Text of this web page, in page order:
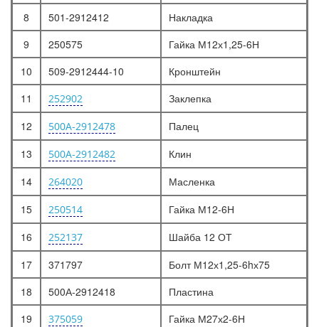
8
501-2912412
Накладка
9
250575
Гайка М12х1,25-6Н
10
509-2912444-10
Кронштейн
11
252902
Заклепка
12
500А-2912478
Палец
13
500А-2912482
Клин
14
264020
Масленка
15
250514
Гайка М12-6Н
16
252137
Шайба 12 ОТ
17
371797
Болт М12х1,25-6hх75
18
500А-2912418
Пластина
19
375059
Гайка М27х2-6Н